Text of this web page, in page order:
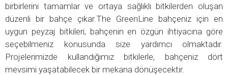
birbirlerini tamamlar ve ortaya sağlıklı bitkilerden oluşan
düzenli bir bahçe çıkar.The GreenLine bahçeniz için en
uygun peyzaj bitkileri, bahçenin en özgün ihtiyacına göre
seçebilmeniz konusunda size yardımcı olmaktadır.
Projelerimizde kullandığımız bitkilerle, bahçeniz dört
mevsimi yaşatabilecek bir mekana dönüşecektir.